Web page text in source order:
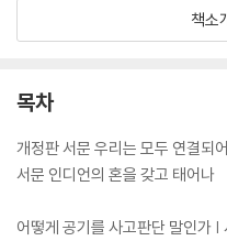
시애틀 추장, 조셉 추장, 앉은 소,
리 곰… 이들은 자신들의 삶의 방
대지가 여지없이 파괴되는 것을
동을 준다.
책소
목차
개정판 서문 우리는 모두 연결되
서문 인디언의 혼을 갖고 태어나
어떻게 공기를 사고판단 말인가 |